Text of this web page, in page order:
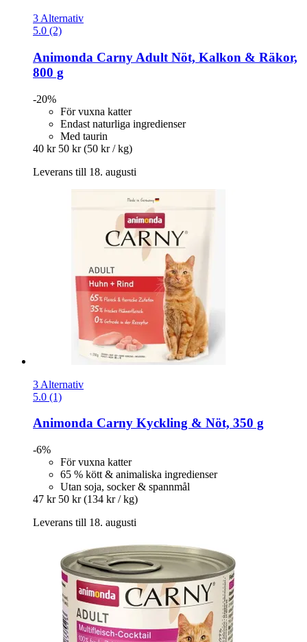
3 Alternativ
5.0 (2)
Animonda Carny Adult Nöt, Kalkon & Räkor,
800 g
-20%
För vuxna katter
Endast naturliga ingredienser
Med taurin
40 kr 50 kr (50 kr / kg)
Leverans till 18. augusti
3 Alternativ
5.0 (1)
Animonda Carny Kyckling & Nöt, 350 g
-6%
För vuxna katter
65 % kött & animaliska ingredienser
Utan soja, socker & spannmål
47 kr 50 kr (134 kr / kg)
Leverans till 18. augusti